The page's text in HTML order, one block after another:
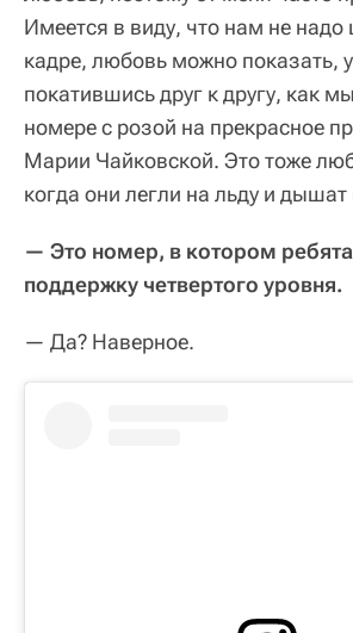
Имеется в виду, что нам не надо
кадре, любовь можно показать,
покатившись друг к другу, как
номере с розой на прекрасное
Марии Чайковской. Это тоже
когда они легли на льду и дышат
— Это номер, в котором
поддержку четвертого уровня.
— Да? Наверное.